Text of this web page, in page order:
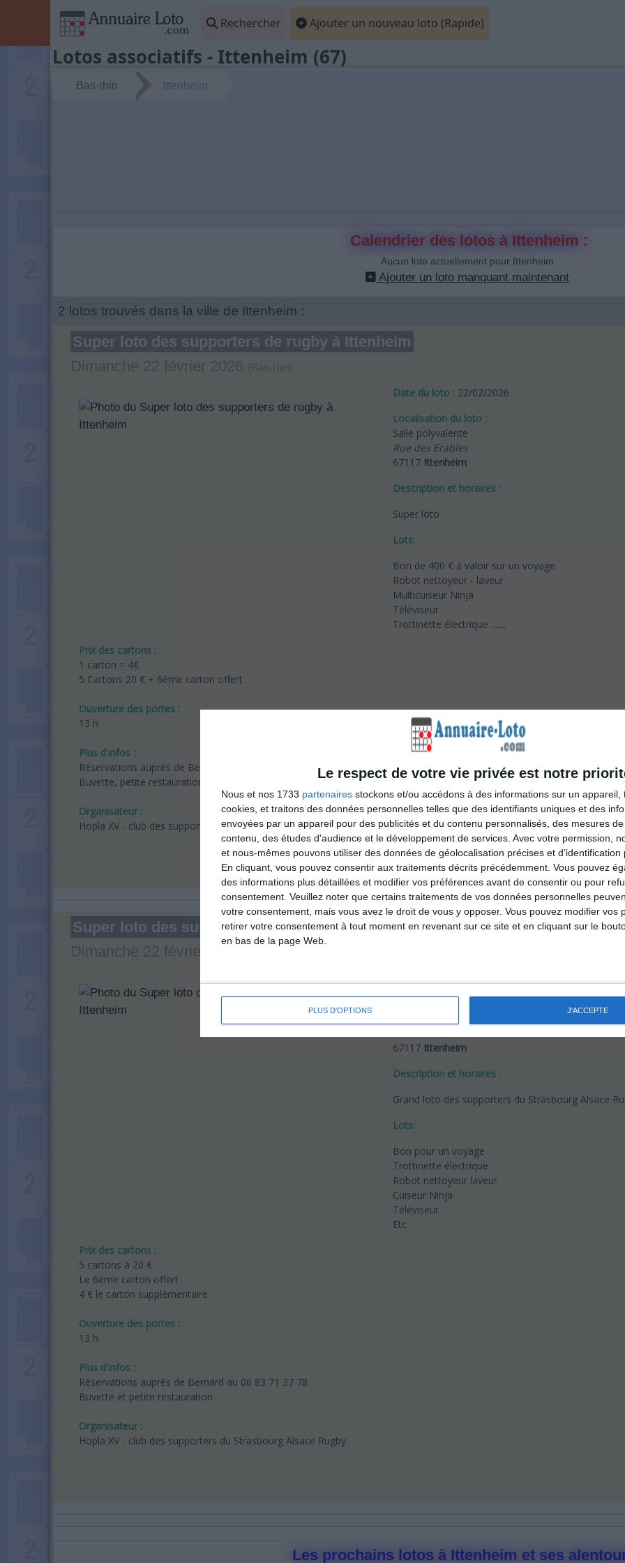
Le respect de votre vie privée est notre
Nous et nos 1733 partenaires stockons et/ou accédons à des informations sur un appareil,
cookies, et traitons des données personnelles telles que des identifiants uniques et des
envoyées par un appareil pour des publicités et du contenu personnalisés, des mesures
contenu, des études d'audience et le développement de services. Avec votre permission,
et nous-mêmes pouvons utiliser des données de géolocalisation précises et
En cliquant, vous pouvez consentir aux traitements décrits précédemment. Vous pouvez
des informations plus détaillées et modifier vos préférences avant de consentir ou pour
consentement. Veuillez noter que certains traitements de vos données personnelles
votre consentement, mais vous avez le droit de vous y opposer. Vous pouvez modifier vos
retirer votre consentement à tout moment en revenant sur ce site et en cliquant sur le
en bas de la page Web.
PLUS D'OPTIONS J'ACCEPTE
Rechercher Ajouter un nouveau loto (Rapide)
Lotos associatifs - Ittenheim (67)
Bas-rhin Ittenheim
Calendrier des lotos à Ittenheim :
Aucun loto actuellement pour Ittenheim.
Ajouter un loto manquant maintenant
2 lotos trouvés dans la ville de Ittenheim :
Super loto des supporters de rugby à Ittenheim
Dimanche 22 février 2026 (Bas-rhin)
Date du loto : 22/02/2026
Localisation du loto :
Salle polyvalente
Rue des Erables
67117 Ittenheim
Description et horaires :
Super loto
Lots:
Bon de 400 € à valoir sur un voyage
Robot nettoyeur - laveur
Multicuiseur Ninja
Téléviseur
Trottinette électrique .......
Prix des cartons :
1 carton = 4€
5 Cartons 20 € + 6ème carton offert
Ouverture des portes :
13 h
Plus d'infos :
Réservations auprès de Bernard au 06 83 71 37 78
Buvette, petite restauration sur place.
Organisateur :
Hopla XV - club des supporters du Strasbourg Alsace Rugby
Super loto des supporters de rugby à Ittenheim
Dimanche 22 février 2026
67117 Ittenheim
Description et horaires :
Grand loto des supporters du Strasbourg Alsace
Lots:
Bon pour un voyage
Trottinette électrique
Robot nettoyeur laveur
Cuiseur Ninja
Téléviseur
Etc
Prix des cartons :
5 cartons à 20 €
Le 6ème carton offert
4 € le carton supplémentaire
Ouverture des portes :
13 h
Plus d'infos :
Réservations auprès de Bernard au 06 83 71 37 78
Buvette et petite restauration
Organisateur :
Hopla XV - club des supporters du Strasbourg Alsace Rugby
Les prochains lotos à Ittenheim et ses